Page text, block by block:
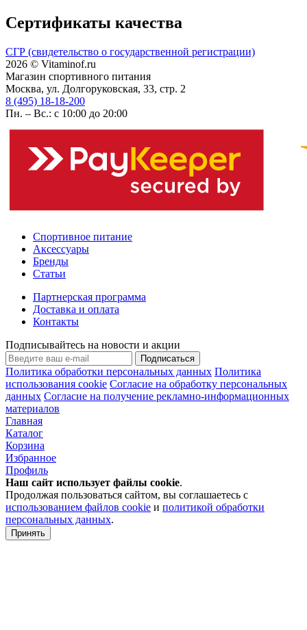
Сертификаты качества
СГР (свидетельство о государственной регистрации)
2026 © Vitaminof.ru
Магазин спортивного питания
Москва, ул. Долгоруковская, 33, стр. 2
8 (495) 18-18-200
Пн. – Вс.: с 10:00 до 20:00
Спортивное питание
Аксессуары
Бренды
Статьи
Партнерская программа
Доставка и оплата
Контакты
Подписывайтесь на новости и акции
Подписаться
Политика обработки персональных данных Политика
использования cookie Согласие на обработку персональных
данных Согласие на получение рекламно-информационных
материалов
Главная
Каталог
Корзина
Избранное
Профиль
Наш сайт использует файлы cookie.
Продолжая пользоваться сайтом, вы соглашаетесь с
использованием файлов cookie и политикой обработки
персональных данных.
Принять